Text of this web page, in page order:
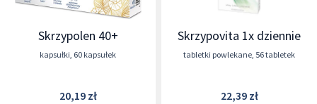
Skrzypolen 40+
kapsułki, 60 kapsułek
20,19 zł
Skrzypovita 1x dziennie
tabletki powlekane, 56 tabletek
22,39 zł